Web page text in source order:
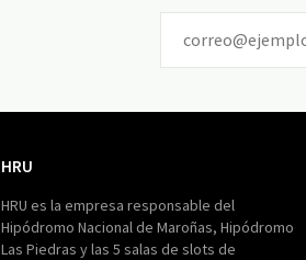
HRU
HRU es la empresa responsable del
Hipódromo Nacional de Maroñas, Hipódromo
Las Piedras y las 5 salas de slots de